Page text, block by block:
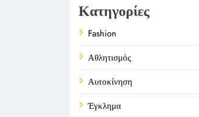
Κατηγορίες
Fashion
Αθλητισμός
Αυτοκίνηση
Έγκλημα